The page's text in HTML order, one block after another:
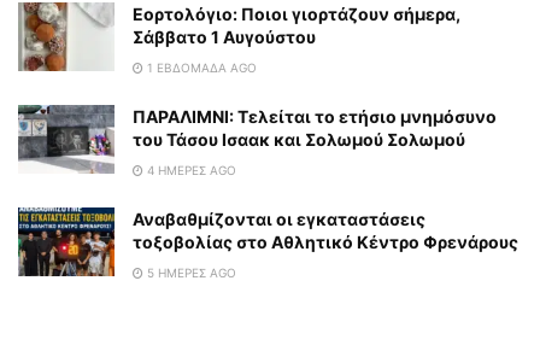
Εορτολόγιο: Ποιοι γιορτάζουν σήμερα,
Σάββατο 1 Αυγούστου
1 ΕΒΔΟΜΆΔΑ AGO
ΠΑΡΑΛΙΜΝΙ: Τελείται το ετήσιο μνημόσυνο
του Τάσου Ισαακ και Σολωμού Σολωμού
4 ΗΜΈΡΕΣ AGO
Αναβαθμίζονται οι εγκαταστάσεις
τοξοβολίας στο Αθλητικό Κέντρο Φρενάρους
5 ΗΜΈΡΕΣ AGO